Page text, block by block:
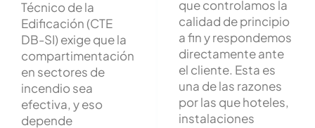
Técnico de la
Edificación (CTE
DB-SI) exige que la
compartimentación
en sectores de
incendio sea
efectiva, y eso
depende
que controlamos la
calidad de principio
a fin y respondemos
directamente ante
el cliente. Esta es
una de las razones
por las que hoteles,
instalaciones